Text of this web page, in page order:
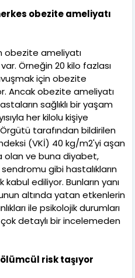
obezite ameliyatı
obezite ameliyatı
Örneğin 20 kilo fazlası
için obezite
Ancak obezite ameliyatı
sağlıklı bir yaşam
her kilolu kişiye
Örgütü tarafından bildirilen
(VKİ) 40 kg/m2'yi aşan
olan ve buna diyabet,
gibi hastalıkların
ediliyor. Bunların yanı
altında yatan etkenlerin
ile psikolojik durumları
detaylı bir incelemeden
risk taşıyor